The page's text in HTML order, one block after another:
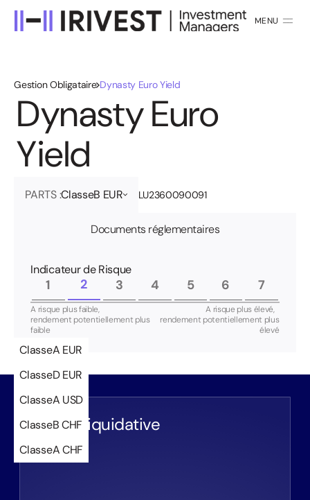
MENU
Gestion Obligataire Dynasty Euro Yield
DynastyEuro
Yield
PARTS :ClasseB EUR
ClasseA EUR
ClasseD EUR
ClasseA USD
ClasseB CHF
ClasseA CHF
LU2360090091
Documents réglementaires
Indicateur de Risque
1 2 3 4 5 6 7
A risque plus faible,
rendement potentiellement plus
faible
A risque plus élevé,
rendement potentiellement plus
élevé
Valeur liquidative